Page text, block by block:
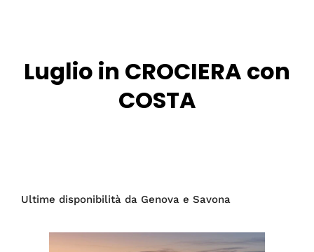
Luglio in CROCIERA con
COSTA
Ultime disponibilità da Genova e Savona